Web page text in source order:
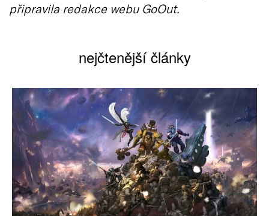
připravila redakce webu GoOut.
nejčtenější články